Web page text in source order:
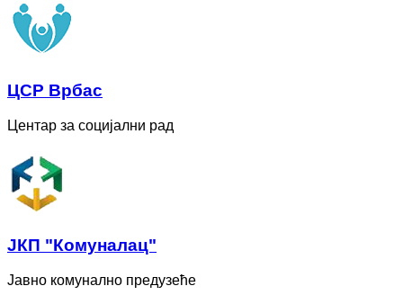
ЦСР Врбас
Центар за социјални рад
ЈКП "Комуналац"
Јавно комунално предузеће